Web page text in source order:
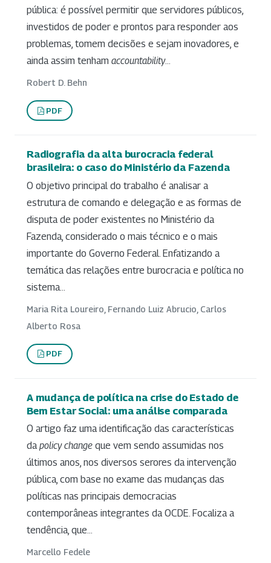
pública: é possível permitir que servidores públicos,
investidos de poder e prontos para responder aos
problemas, tomem decisões e sejam inovadores, e
ainda assim tenham accountability...
Robert D. Behn
PDF
Radiografia da alta burocracia federal
brasileira: o caso do Ministério da Fazenda
O objetivo principal do trabalho é analisar a
estrutura de comando e delegação e as formas de
disputa de poder existentes no Ministério da
Fazenda, considerado o mais técnico e o mais
importante do Governo Federal. Enfatizando a
temática das relações entre burocracia e política no
sistema...
Maria Rita Loureiro, Fernando Luiz Abrucio, Carlos
Alberto Rosa
PDF
A mudança de política na crise do Estado de
Bem Estar Social: uma análise comparada
O artigo faz uma identificação das características
dapolicy change que vem sendo assumidas nos
últimos anos, nos diversos serores da intervenção
pública, com base no exame das mudanças das
políticas nas principais democracias
contemporâneas integrantes da OCDE. Focaliza a
tendência, que...
Marcello Fedele